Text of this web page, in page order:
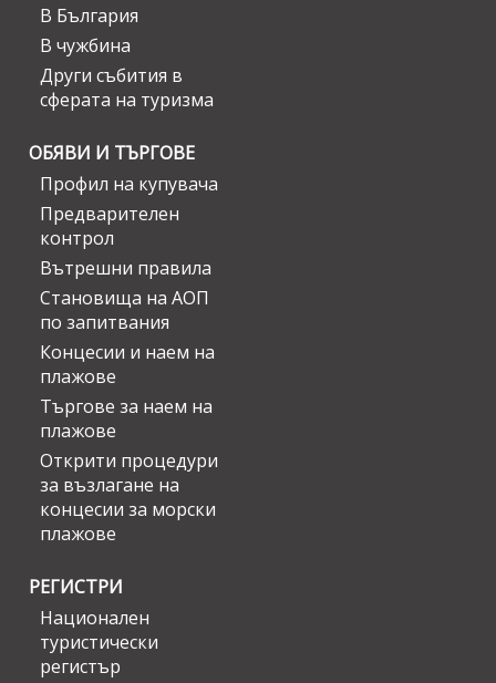
В България
В чужбина
Други събития в
сферата на туризма
ОБЯВИ И ТЪРГОВЕ
Профил на купувача
Предварителен
контрол
Вътрешни правила
Становища на АОП
по запитвания
Концесии и наем на
плажове
Търгове за наем на
плажове
Открити процедури
за възлагане на
концесии за морски
плажове
РЕГИСТРИ
Национален
туристически
регистър